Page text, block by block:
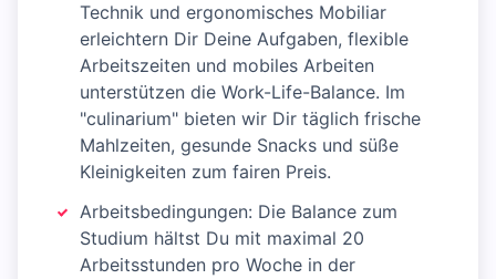
Technik und ergonomisches Mobiliar
erleichtern Dir Deine Aufgaben, flexible
Arbeitszeiten und mobiles Arbeiten
unterstützen die Work-Life-Balance. Im
"culinarium" bieten wir Dir täglich frische
Mahlzeiten, gesunde Snacks und süße
Kleinigkeiten zum fairen Preis.
Arbeitsbedingungen: Die Balance zum
Studium hältst Du mit maximal 20
Arbeitsstunden pro Woche in der